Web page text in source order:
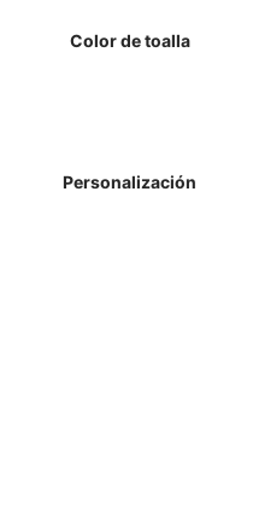
Color de toalla
Personalización